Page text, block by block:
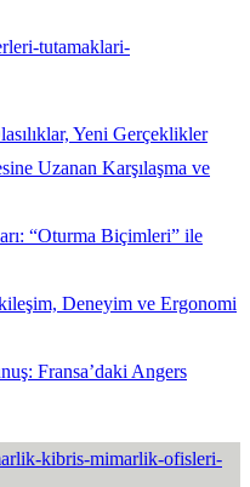
Yeni Gerçeklikler
Uzanan Karşılaşma ve
“Oturma Biçimleri” ile
Deneyim ve Ergonomi
Fransa’daki Angers